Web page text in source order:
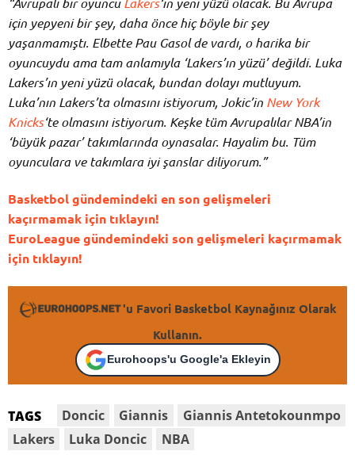
için yepyeni bir şey, daha önce hiç böyle bir şey
yaşanmamıştı. Elbette Pau Gasol de vardı, o harika bir
oyuncuydu ama tam anlamıyla ‘Lakers’ın yüzü’ değildi. Luka
Lakers’ın yeni yüzü olacak, bundan dolayı mutluyum.
Luka’nın Lakers’ta olmasını istiyorum, Jokic’in New York
Knicks‘te olmasını istiyorum. Keşke tüm Avrupalılar NBA’in
‘büyük pazar’ takımlarında oynasalar. Hayalim bu. Tüm
oyunculara ve takımlara iyi şanslar diliyorum.”
Basketbol gündemindeki en son gelişmeleri
kaçırmamak için tıklayın!
EuroLeague gündemindeki son gelişmeleri kaçırmamak
için tıklayın!
'u Favori Basketbol Kaynağınız Olarak
Kullanın.
Eurohoops'u Google'a Ekleyin
TAGS Doncic Giannis
Giannis Antetokounmpo
Lakers
Luka Doncic NBA